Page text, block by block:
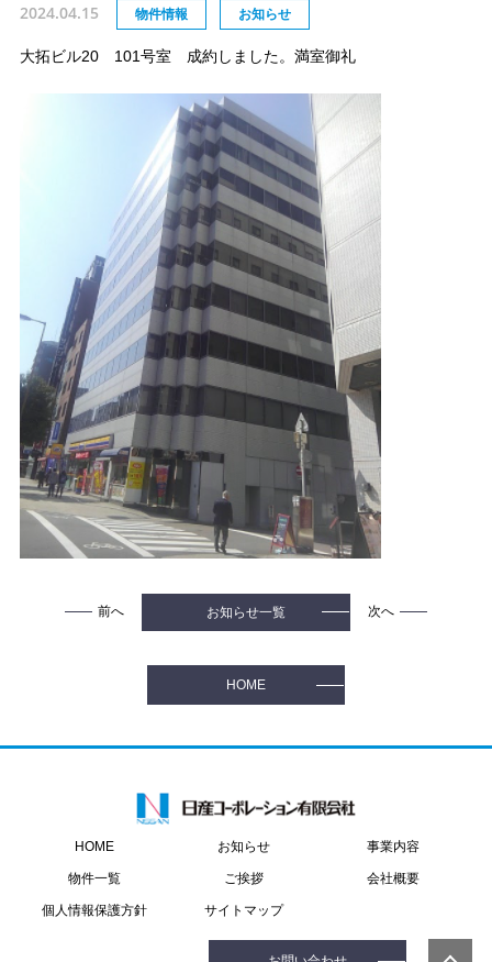
2024.04.15 物件情報 お知らせ
大拓ビル20 101号室 成約しました。満室御礼
前へ お知らせ一覧 次へ
HOME
HOME お知らせ 事業内容
物件一覧 ご挨拶 会社概要
個人情報保護方針 サイトマップ